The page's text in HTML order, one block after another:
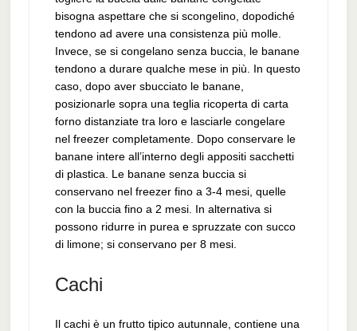
bisogna aspettare che si scongelino, dopodiché
tendono ad avere una consistenza più molle.
Invece, se si congelano senza buccia, le banane
tendono a durare qualche mese in più. In questo
caso, dopo aver sbucciato le banane,
posizionarle sopra una teglia ricoperta di carta
forno distanziate tra loro e lasciarle congelare
nel freezer completamente. Dopo conservare le
banane intere all’interno degli appositi sacchetti
di plastica. Le banane senza buccia si
conservano nel freezer fino a 3-4 mesi, quelle
con la buccia fino a 2 mesi. In alternativa si
possono ridurre in purea e spruzzate con succo
di limone; si conservano per 8 mesi.
Cachi
Il cachi è un frutto tipico autunnale, contiene una